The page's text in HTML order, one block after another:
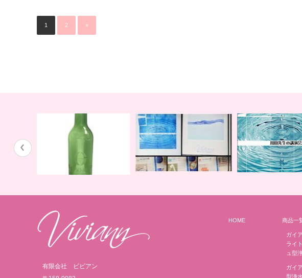
1 2 »
ガイアの水１３５と私
キッチンに地球を
有限会社 ビビアン
HOME 商品一
ガイ
ライ
ュ型
ガイ
型浄